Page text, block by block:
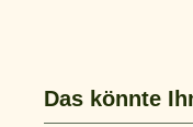
Das könnte